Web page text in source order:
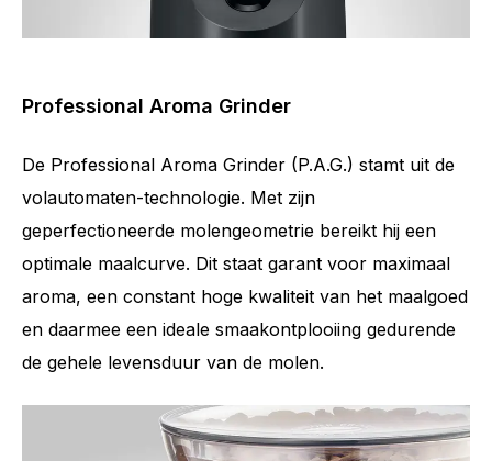
Professional Aroma Grinder
De Professional Aroma Grinder (P.A.G.) stamt uit de
volautomaten-technologie. Met zijn
geperfectioneerde molengeometrie bereikt hij een
optimale maalcurve. Dit staat garant voor maximaal
aroma, een constant hoge kwaliteit van het maalgoed
en daarmee een ideale smaakontplooiing gedurende
de gehele levensduur van de molen.